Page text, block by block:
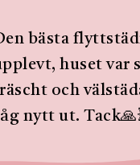
bästa
huset var
och
nytt ut.